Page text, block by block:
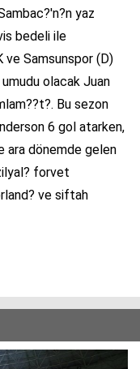
yaz
bedeli ile
ve Samsunspor (D)
olacak Juan
Bu sezon
6 gol atarken,
ara dönemde gelen
forvet
ve siftah